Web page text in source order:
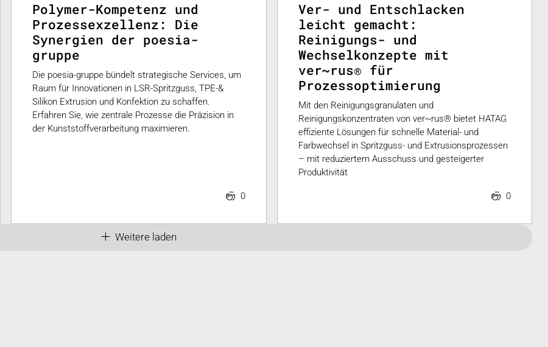
Polymer-Kompetenz und
Prozessexzellenz: Die
Synergien der poesia-
gruppe
Die poesia-gruppe bündelt strategische Services, um
Raum für Innovationen in LSR-Spritzguss, TPE-&
Silikon Extrusion und Konfektion zu schaffen.
Erfahren Sie, wie zentrale Prozesse die Präzision in
der Kunststoffverarbeitung maximieren.
0
Ver- und Entschlacken
leicht gemacht:
Reinigungs- und
Wechselkonzepte mit
ver~rus® für
Prozessoptimierung
Mit den Reinigungsgranulaten und
Reinigungskonzentraten von ver~rus® bietet HATAG
effiziente Lösungen für schnelle Material- und
Farbwechsel in Spritzguss- und Extrusionsprozessen
– mit reduziertem Ausschuss und gesteigerter
Produktivität
0
Weitere laden